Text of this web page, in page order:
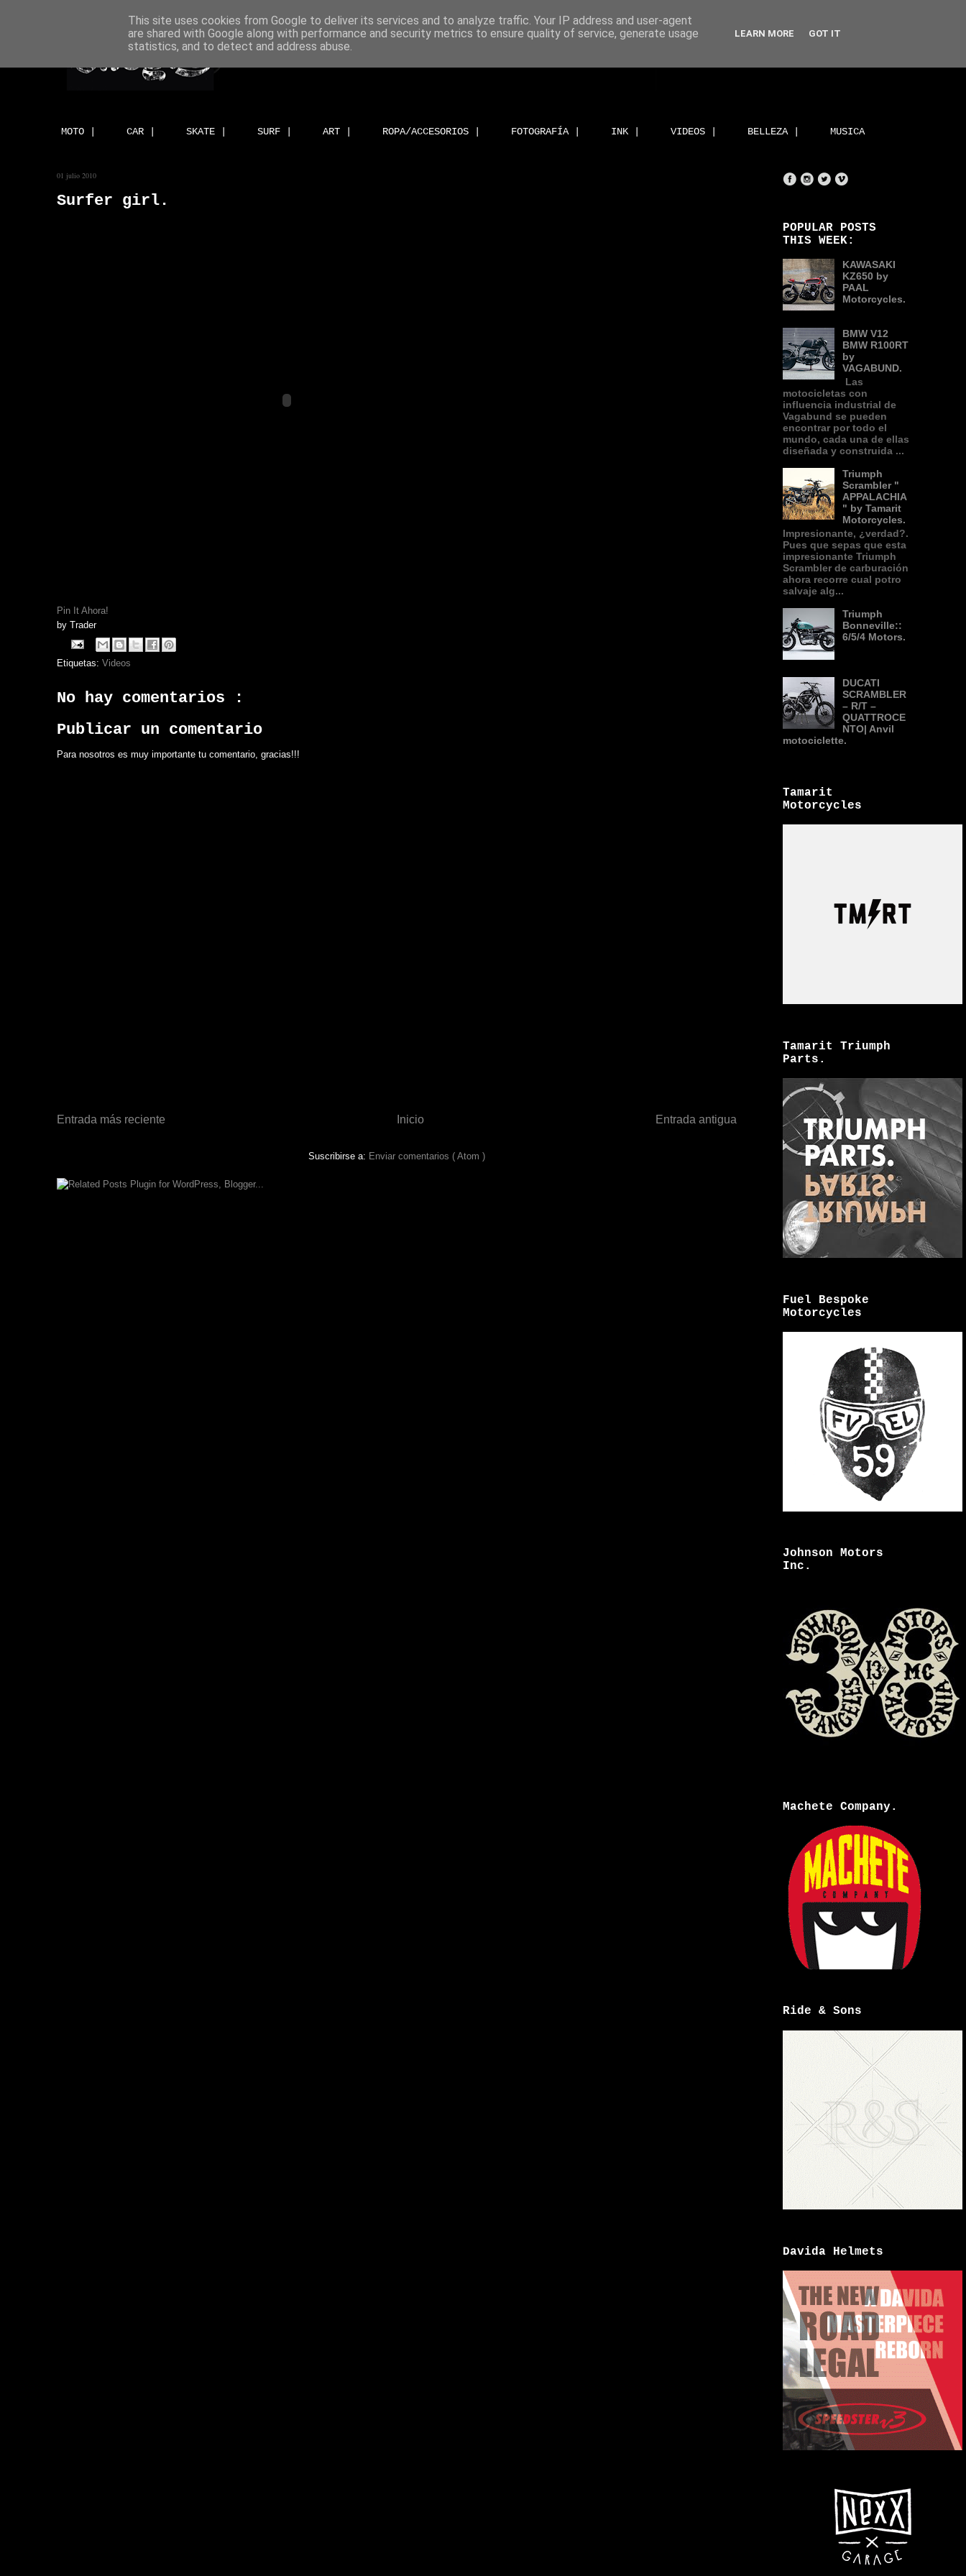
MOTO | CAR | SKATE | SURF | ART | ROPA/ACCESORIOS | FOTOGRAFÍA | INK | VIDEOS | BELLEZA | MUSICA
01 julio 2010
Surfer girl.
Pin It Ahora!
by Trader
Etiquetas: Videos
No hay comentarios :
Publicar un comentario
Para nosotros es muy importante tu comentario, gracias!!!
Entrada más reciente Entrada antigua
Inicio
Suscribirse a: Enviar comentarios ( Atom )
POPULAR POSTS
THIS WEEK:
KAWASAKI
KZ650 by
PAAL
Motorcycles.
BMW V12
BMW R100RT
by
VAGABUND.
Las
motocicletas con
influencia industrial de
Vagabund se pueden
encontrar por todo el
mundo, cada una de ellas
diseñada y construida ...
Triumph
Scrambler "
APPALACHIA
" by Tamarit
Motorcycles.
Impresionante, ¿verdad?.
Pues que sepas que esta
impresionante Triumph
Scrambler de carburación
ahora recorre cual potro
salvaje alg...
Triumph
Bonneville::
6/5/4 Motors.
DUCATI
SCRAMBLER
– R/T –
QUATTROCE
NTO| Anvil
motociclette.
Tamarit
Motorcycles
Tamarit Triumph
Parts.
Fuel Bespoke
Motorcycles
Johnson Motors
Inc.
Machete Company.
Ride & Sons
Davida Helmets
This site uses cookies from Google to deliver its services and to analyze traffic. Your IP address and user-agent
are shared with Google along with performance and security metrics to ensure quality of service, generate usage
statistics, and to detect and address abuse.
LEARN MORE GOT IT